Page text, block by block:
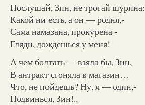
Послушай, Зин, не трогай шурина:
Какой ни есть, а он — родня,-
Сама намазана, прокурена -
Гляди, дождешься у меня!
А чем болтать — взяла бы, Зин,
В антракт сгоняла в магазин…
Что, не пойдешь? Ну, я — один,-
Подвинься, Зин!..